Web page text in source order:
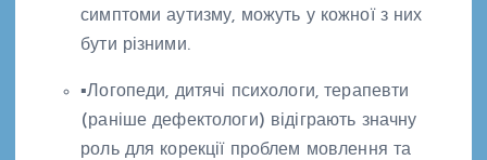
симптоми аутизму, можуть у кожної з них
бути різними.
▪Логопеди, дитячі психологи, терапевти
(раніше дефектологи) відіграють значну
роль для корекції проблем мовлення та